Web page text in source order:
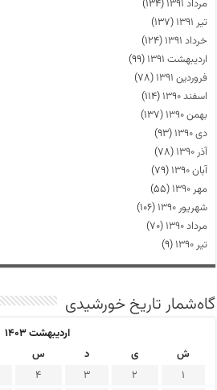
مرداد ۱۳۹۱
(۱۳۴)
تیر ۱۳۹۱
(۱۳۷)
خرداد ۱۳۹۱
(۱۲۴)
اردیبهشت ۱۳۹۱
(۹۹)
فروردین ۱۳۹۱
(۷۸)
اسفند ۱۳۹۰
(۱۱۴)
بهمن ۱۳۹۰
(۱۳۷)
دی ۱۳۹۰
(۹۳)
آذر ۱۳۹۰
(۷۸)
آبان ۱۳۹۰
(۷۹)
مهر ۱۳۹۰
(۵۵)
شهریور ۱۳۹۰
(۱۰۶)
مرداد ۱۳۹۰
(۷۰)
تیر ۱۳۹۰
(۹)
گاه‌شمار تاریخ خورشیدی
اردیبهشت ۱۴۰۳
ش
ی د س
1
2
3
4